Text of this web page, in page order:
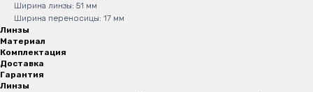
Ширина линзы: 51 мм
Ширина переносицы: 17 мм
Линзы
Материал
Комплектация
Доставка
Гарантия
Линзы